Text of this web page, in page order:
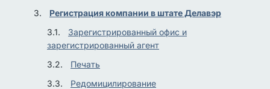
Регистрация компании в штате Делавэр
Зарегистрированный офис и
зарегистрированный агент
Печать
Редомицилирование